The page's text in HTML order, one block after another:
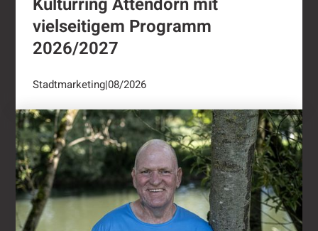
vielseitigem Programm
2026/2027
Stadtmarketing|08/2026
"Oli radelt"...nach Attendorn